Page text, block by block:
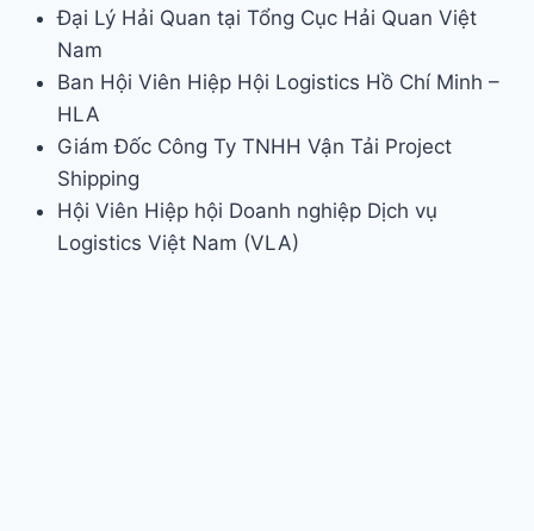
Đại Lý Hải Quan tại Tổng Cục Hải Quan Việt
Nam
Ban Hội Viên Hiệp Hội Logistics Hồ Chí Minh –
HLA
Giám Đốc Công Ty TNHH Vận Tải Project
Shipping
Hội Viên Hiệp hội Doanh nghiệp Dịch vụ
Logistics Việt Nam (VLA)